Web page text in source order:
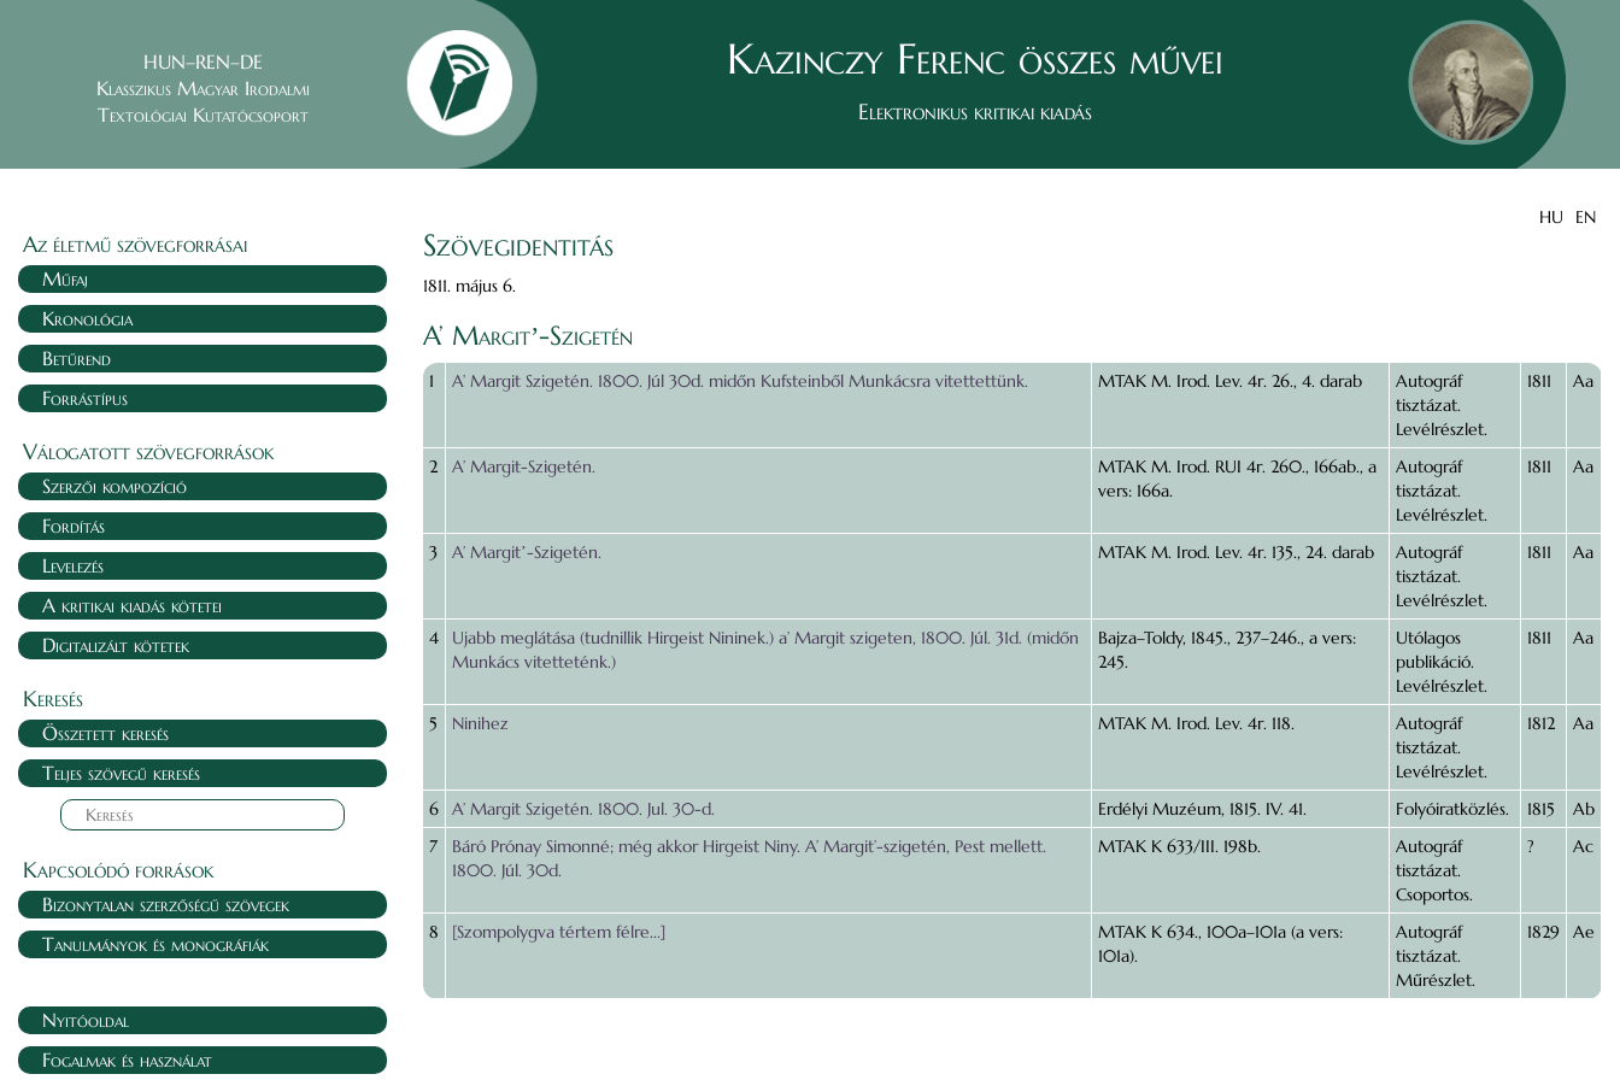
HUN–REN–DE
Klasszikus Magyar Irodalmi
Textológiai Kutatócsoport
Kazinczy Ferenc összes művei
Elektronikus kritikai kiadás
HU EN
Az életmű szövegforrásai
Műfaj
Kronológia
Betűrend
Forrástípus
Válogatott szövegforrások
Szerzői kompozíció
Fordítás
Levelezés
A kritikai kiadás kötetei
Digitalizált kötetek
Keresés
Összetett keresés
Teljes szövegű keresés
Kapcsolódó források
Bizonytalan szerzőségű szövegek
Tanulmányok és monográfiák
Nyitóoldal
Fogalmak és használat
Szövegidentitás
1811. május 6.
A’ Margitʼ-Szigetén
1 A’ Margit Szigetén. 1800. Júl 30d. midőn Kufsteinből Munkácsra vitettettünk. MTAK M. Irod. Lev. 4r. 26., 4. darab
Autográf
tisztázat.
Levélrészlet.
1811 Aa
2 A’ Margit-Szigetén.
MTAK M. Irod. RUI 4r. 260., 166ab., a
vers: 166a.
Autográf
tisztázat.
Levélrészlet.
1811 Aa
3 A’ Margitʼ-Szigetén. MTAK M. Irod. Lev. 4r. 135., 24. darab
Autográf
tisztázat.
Levélrészlet.
1811 Aa
4
Ujabb meglátása (tudnillik Hirgeist Nininek.) a’ Margit szigeten, 1800. Júl. 31d. (midőn
Munkács vitetteténk.)
Bajza–Toldy, 1845., 237–246., a vers:
245.
Utólagos
publikáció.
Levélrészlet.
1811 Aa
5 Ninihez MTAK M. Irod. Lev. 4r. 118.
Autográf
tisztázat.
Levélrészlet.
1812 Aa
6 A’ Margit Szigetén. 1800. Jul. 30-d. Erdélyi Muzéum, 1815. IV. 41. Folyóiratközlés. 1815
Ab
7
Báró Prónay Simonné; még akkor Hirgeist Niny. A’ Margit’-szigetén, Pest mellett.
1800. Júl. 30d.
MTAK K 633/III. 198b.
Autográf
tisztázat.
Csoportos.
? Ac
8 [Szompolygva tértem félre...]
MTAK K 634., 100a–101a (a vers:
101a).
Autográf
tisztázat.
Műrészlet.
1829 Ae